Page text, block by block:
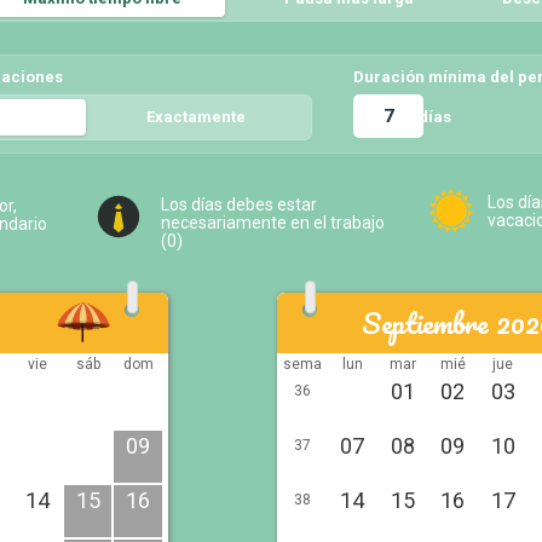
Exactamente
Duración mínima del
días
Los días debes estar
necesariamente en el trabajo
(0)
Los
vie sáb dom
09
14 15 16
Septiembre
sema lun mar mié
jue
36
01 02 03
37 07 08 09 10
38 14 15 16 17